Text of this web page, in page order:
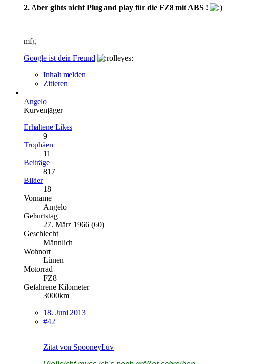
2. Aber gibts nicht Plug and play für die FZ8 mit ABS !
mfg
Google ist dein Freund
Inhalt melden
Zitieren
Angelo
Kurvenjäger
Erhaltene Likes
9
Trophäen
11
Beiträge
817
Bilder
18
Vorname
Angelo
Geburtstag
27. März 1966 (60)
Geschlecht
Männlich
Wohnort
Lünen
Motorrad
FZ8
Gefahrene Kilometer
3000km
18. Juni 2013
#42
Zitat von SpooneyLuv